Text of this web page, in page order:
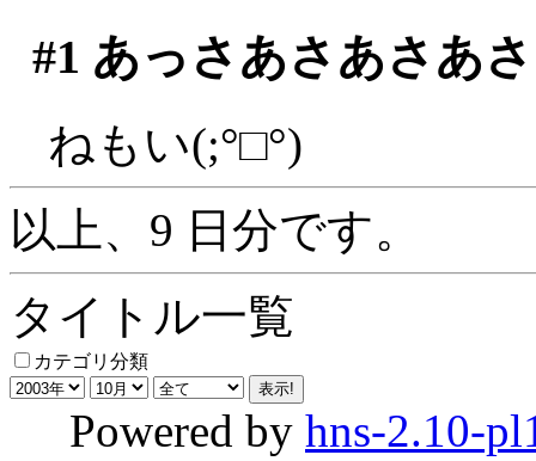
#1 あっさあさあさあ
ねもい(;°□°)
以上、9 日分です。
タイトル一覧
カテゴリ分類
Powered by hns-2.10-